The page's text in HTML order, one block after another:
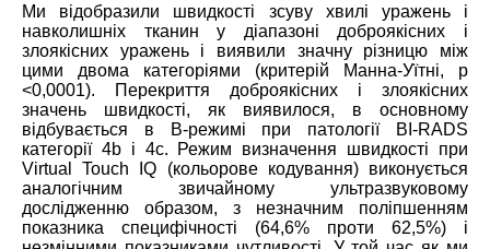
Ми відобразили швидкості зсуву хвилі уражень і
навколишніх тканин у діапазоні доброякісних і
злоякісних уражень і виявили значну різницю між
цими двома категоріями (критерій Манна-Уїтні, р
<0,0001). Перекриття доброякісних і злоякісних
значень швидкості, як виявилося, в основному
відбувається в B-режимі при патології BI-RADS
категорії 4b і 4c. Режим визначення швидкості при
Virtual Touch IQ (кольорове кодування) виконується
аналогічним звичайному ультразвуковому
дослідженню образом, з незначним поліпшенням
показника специфічності (64,6% проти 62,5%) і